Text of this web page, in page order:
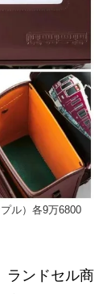
ル）各9万6800
ランドセル商